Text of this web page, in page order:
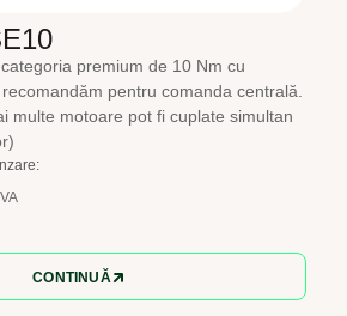
premium de 10 Nm cu
pentru comanda centrală.
multe motoare pot fi cuplate simultan
CONTINUĂ